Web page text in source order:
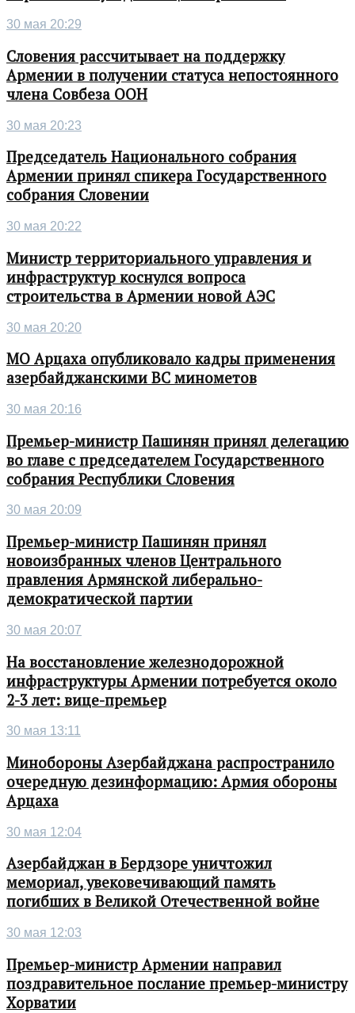
30 мая 20:29
Словения рассчитывает на поддержку
Армении в получении статуса непостоянного
члена Совбеза ООН
30 мая 20:23
Председатель Национального собрания
Армении принял спикера Государственного
собрания Словении
30 мая 20:22
Министр территориального управления и
инфраструктур коснулся вопроса
строительства в Армении новой АЭС
30 мая 20:20
МО Арцаха опубликовало кадры применения
азербайджанскими ВС минометов
30 мая 20:16
Премьер-министр Пашинян принял делегацию
во главе с председателем Государственного
собрания Республики Словения
30 мая 20:09
Премьер-министр Пашинян принял
новоизбранных членов Центрального
правления Армянской либерально-
демократической партии
30 мая 20:07
На восстановление железнодорожной
инфраструктуры Армении потребуется около
2-3 лет: вице-премьер
30 мая 13:11
Минобороны Азербайджана распространило
очередную дезинформацию: Армия обороны
Арцаха
30 мая 12:04
Азербайджан в Бердзоре уничтожил
мемориал, увековечивающий память
погибших в Великой Отечественной войне
30 мая 12:03
Премьер-министр Армении направил
поздравительное послание премьер-министру
Хорватии